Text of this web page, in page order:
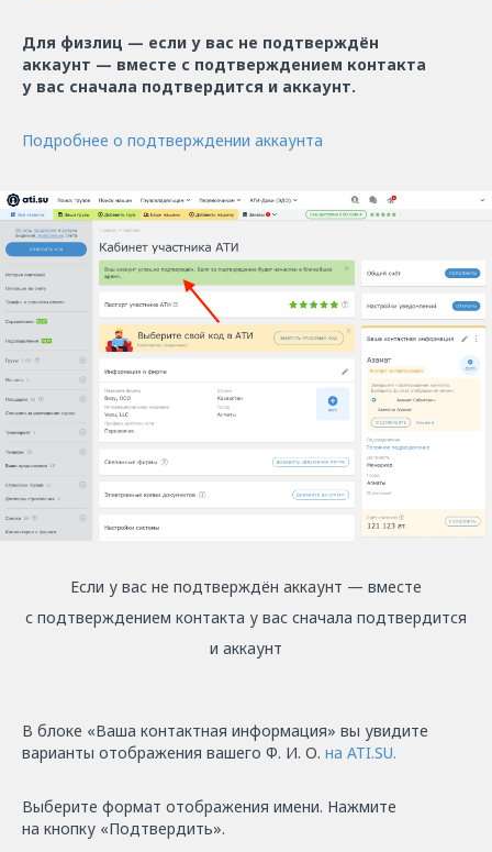
Для физлиц — если у вас не подтверждён
аккаунт — вместе с подтверждением контакта
у вас сначала подтвердится и аккаунт.
Подробнее о подтверждении аккаунта
Если у вас не подтверждён аккаунт — вместе
с подтверждением контакта у вас сначала подтвердится
и аккаунт
В блоке «Ваша контактная информация» вы увидите
варианты отображения вашего Ф. И. О. на ATI.SU.
Выберите формат отображения имени. Нажмите
на кнопку «Подтвердить».